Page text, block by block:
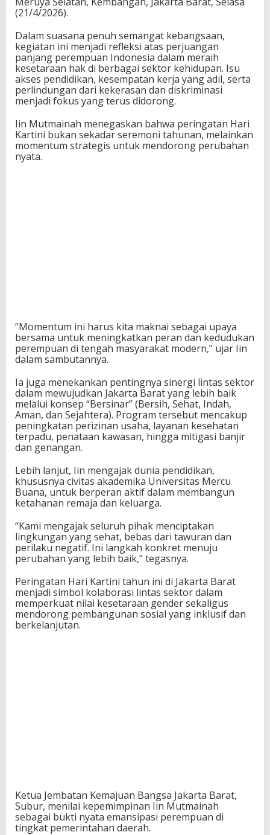
(21/4/2026).
Dalam suasana penuh semangat kebangsaan,
kegiatan ini menjadi refleksi atas perjuangan
panjang perempuan Indonesia dalam meraih
kesetaraan hak di berbagai sektor kehidupan. Isu
akses pendidikan, kesempatan kerja yang adil, serta
perlindungan dari kekerasan dan diskriminasi
menjadi fokus yang terus didorong.
Iin Mutmainah menegaskan bahwa peringatan Hari
Kartini bukan sekadar seremoni tahunan, melainkan
momentum strategis untuk mendorong perubahan
nyata.
“Momentum ini harus kita maknai sebagai upaya
bersama untuk meningkatkan peran dan kedudukan
perempuan di tengah masyarakat modern,” ujar Iin
dalam sambutannya.
Ia juga menekankan pentingnya sinergi lintas sektor
dalam mewujudkan Jakarta Barat yang lebih baik
melalui konsep “Bersinar” (Bersih, Sehat, Indah,
Aman, dan Sejahtera). Program tersebut mencakup
peningkatan perizinan usaha, layanan kesehatan
terpadu, penataan kawasan, hingga mitigasi banjir
dan genangan.
Lebih lanjut, Iin mengajak dunia pendidikan,
khususnya civitas akademika Universitas Mercu
Buana, untuk berperan aktif dalam membangun
ketahanan remaja dan keluarga.
“Kami mengajak seluruh pihak menciptakan
lingkungan yang sehat, bebas dari tawuran dan
perilaku negatif. Ini langkah konkret menuju
perubahan yang lebih baik,” tegasnya.
Peringatan Hari Kartini tahun ini di Jakarta Barat
menjadi simbol kolaborasi lintas sektor dalam
memperkuat nilai kesetaraan gender sekaligus
mendorong pembangunan sosial yang inklusif dan
berkelanjutan.
Ketua Jembatan Kemajuan Bangsa Jakarta Barat,
Subur, menilai kepemimpinan Iin Mutmainah
sebagai bukti nyata emansipasi perempuan di
tingkat pemerintahan daerah.